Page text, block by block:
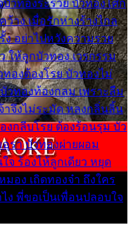
วทองระรวย บัวทองโศก
ว้าง เมื่อรักห่างร้างไกล
อย่าไปหวังความรวย
ให้ลูกบัวทอง เวรกรรม
องต้องโรย บัวทองไม่
วทองท้องกลม เพราะลืม
จึงไม่ระมัด หลงกลิ่นลิ้น
งกลีบโรย ต้องร้อนรุม บัว
รา บัวทองผ่ายผอม
จ ร้องไห้ลูกเดียว หยุด
มอง เถิดทองจ๋า ถึงใคร
ไง พี่ขอเป็นเพื่อนปลอบใจ